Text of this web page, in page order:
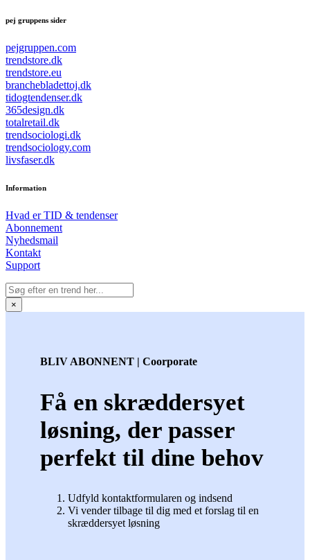
pej gruppens sider
pejgruppen.com
trendstore.dk
trendstore.eu
branchebladettoj.dk
tidogtendenser.dk
365design.dk
totalretail.dk
trendsociologi.dk
trendsociology.com
livsfaser.dk
Information
Hvad er TID & tendenser
Abonnement
Nyhedsmail
Kontakt
Support
×
BLIV ABONNENT | Coorporate
Få en skræddersyet
løsning, der passer
perfekt til dine behov
Udfyld kontaktformularen og indsend
Vi vender tilbage til dig med et forslag til en
skræddersyet løsning